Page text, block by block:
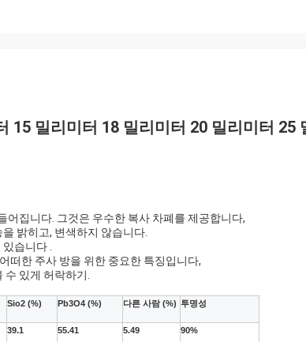
15 밀리미터 18 밀리미터 20 밀리미터 25
어집니다. 그것은 우수한 복사 차폐를 제공합니다,
밝히고, 변색하지 않습니다.
습니다 .
떠한 주사 방을 위한 중요한 특징입니다,
있게 허락하기.
Sio2 (%) Pb3O4 (%) 다른 사람 (%) 투명성
39.1 55.41 5.49 90%